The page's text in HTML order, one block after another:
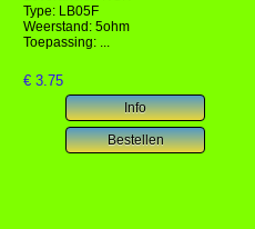
Type: LB05F
Weerstand: 5ohm
Toepassing: ...
€ 3.75